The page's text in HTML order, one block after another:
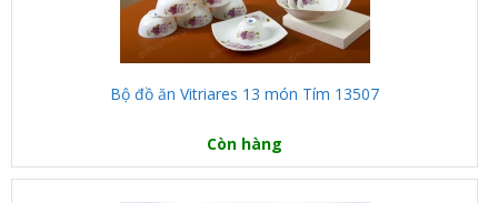
Bộ đồ ăn Vitriares 13 món Tím 13507
Còn hàng